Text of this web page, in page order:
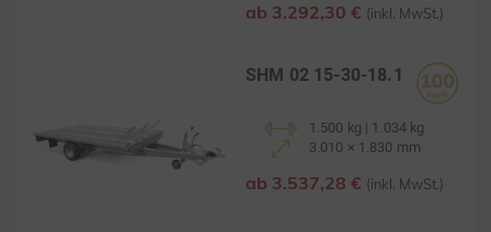
ab 3.292,30 € (inkl. MwSt.)
SHM 02 15-30-18.1
1.500 kg | 1.034 kg
3.010 × 1.830 mm
ab 3.537,28 € (inkl. MwSt.)